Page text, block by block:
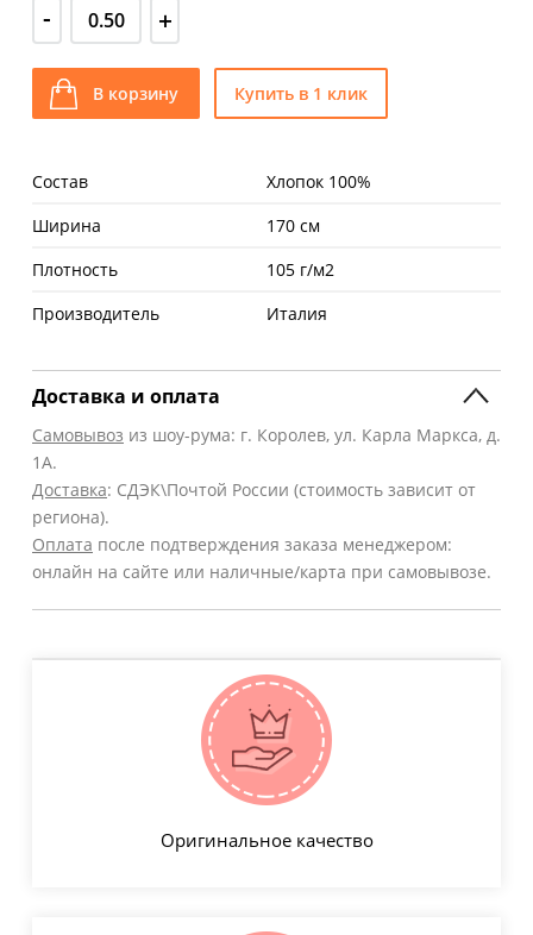
- +
В корзину Купить в 1 клик
Состав
Хлопок 100%
Ширина
170 см
Плотность
105 г/м2
Производитель
Италия
Доставка и оплата
Самовывоз из шоу-рума: г. Королев, ул. Карла Маркса, д.
1А.
Доставка: СДЭК\Почтой России (стоимость зависит от
региона).
Оплата после подтверждения заказа менеджером:
онлайн на сайте или наличные/карта при самовывозе.
Оригинальное качество